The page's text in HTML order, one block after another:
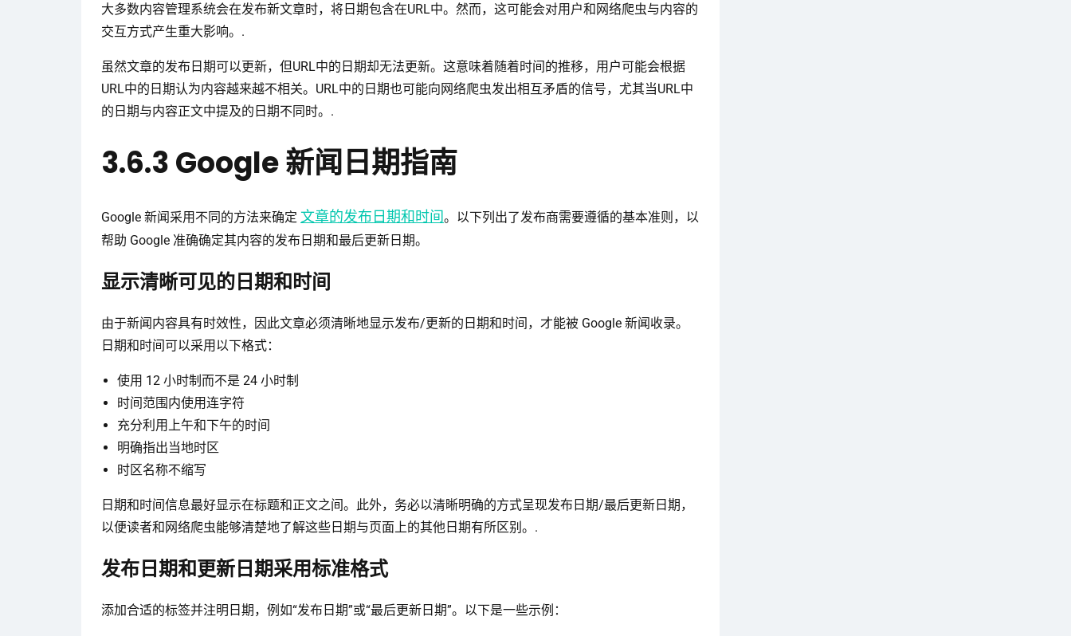
大多数内容管理系统会在发布新文章时，将日期包含在URL中。然而，这可能会对用户和网络爬虫与内容的
交互方式产生重大影响。.
虽然文章的发布日期可以更新，但URL中的日期却无法更新。这意味着随着时间的推移，用户可能会根据
URL中的日期认为内容越来越不相关。URL中的日期也可能向网络爬虫发出相互矛盾的信号，尤其当URL中
的日期与内容正文中提及的日期不同时。.
3.6.3 Google 新闻日期指南
Google 新闻采用不同的方法来确定 文章的发布日期和时间。以下列出了发布商需要遵循的基本准则，以
帮助 Google 准确确定其内容的发布日期和最后更新日期。
显示清晰可见的日期和时间
由于新闻内容具有时效性，因此文章必须清晰地显示发布/更新的日期和时间，才能被 Google 新闻收录。
日期和时间可以采用以下格式：
使用 12 小时制而不是 24 小时制
时间范围内使用连字符
充分利用上午和下午的时间
明确指出当地时区
时区名称不缩写
日期和时间信息最好显示在标题和正文之间。此外，务必以清晰明确的方式呈现发布日期/最后更新日期，
以便读者和网络爬虫能够清楚地了解这些日期与页面上的其他日期有所区别。.
发布日期和更新日期采用标准格式
添加合适的标签并注明日期，例如“发布日期”或“最后更新日期”。以下是一些示例：